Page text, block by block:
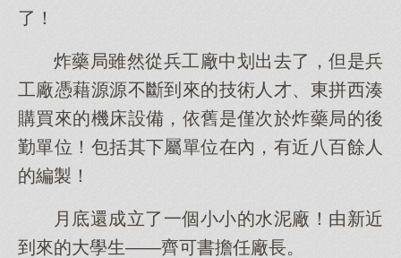
了！
炸藥局雖然從兵工廠中划出去了，但是兵
工廠憑藉源源不斷到來的技術人才、東拼西湊
購買來的機床設備，依舊是僅次於炸藥局的後
勤單位！包括其下屬單位在內，有近八百餘人
的編製！
月底還成立了一個小小的水泥廠！由新近
到來的大學生——齊可書擔任廠長。